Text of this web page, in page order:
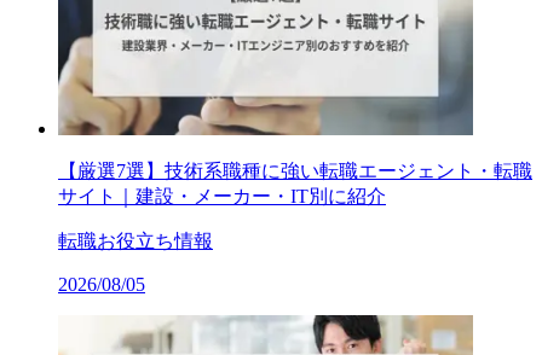
【厳選7選】技術系職種に強い転職エージェント・転職
サイト｜建設・メーカー・IT別に紹介
転職お役立ち情報
2026/08/05